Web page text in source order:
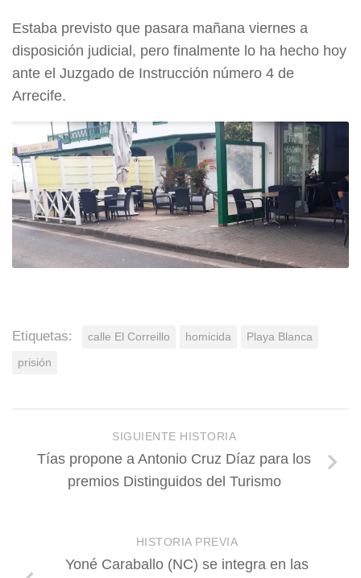
Estaba previsto que pasara mañana viernes a
disposición judicial, pero finalmente lo ha hecho hoy
ante el Juzgado de Instrucción número 4 de
Arrecife.
Etiquetas: calle El Correillo homicida
Playa Blanca
prisión
SIGUIENTE HISTORIA
Tías propone a Antonio Cruz Díaz para los
premios Distinguidos del Turismo
HISTORIA PREVIA
Yoné Caraballo (NC) se integra en las